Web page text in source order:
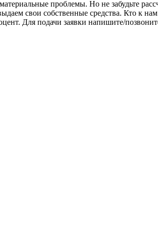
проблемы. Но не забудьте
свои собственные средства. Кто к
Для подачи заявки напишите/